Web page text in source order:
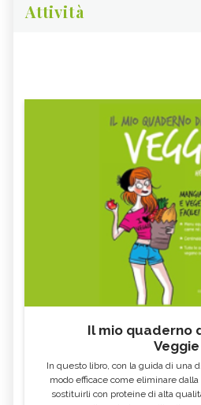
Attività
Il mio quaderno
Veggie
In questo libro, con la guida di una
modo efficace come eliminare
sostituirli con proteine di alta